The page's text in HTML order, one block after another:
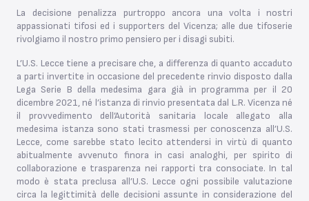
La decisione penalizza purtroppo ancora una volta i nostri
appassionati tifosi ed i supporters del Vicenza; alle due tifoserie
rivolgiamo il nostro primo pensiero per i disagi subiti.
L’U.S. Lecce tiene a precisare che, a differenza di quanto accaduto
a parti invertite in occasione del precedente rinvio disposto dalla
Lega Serie B della medesima gara già in programma per il 20
dicembre 2021, né l’istanza di rinvio presentata dal L.R. Vicenza né
il provvedimento dell’Autorità sanitaria locale allegato alla
medesima istanza sono stati trasmessi per conoscenza all’U.S.
Lecce, come sarebbe stato lecito attendersi in virtù di quanto
abitualmente avvenuto finora in casi analoghi, per spirito di
collaborazione e trasparenza nei rapporti tra consociate. In tal
modo è stata preclusa all’U.S. Lecce ogni possibile valutazione
circa la legittimità delle decisioni assunte in considerazione del